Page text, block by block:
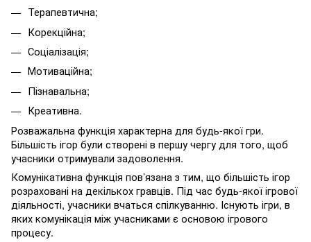
Терапевтична;
Корекційна;
Соціалізація;
Мотиваційна;
Пізнавальна;
Креативна.
Розважальна функція характерна для будь-якої гри.
Більшість ігор були створені в першу чергу для того, щоб
учасники отримували задоволення.
Комунікативна функція пов’язана з тим, що більшість ігор
розраховані на декількох гравців. Під час будь-якої ігрової
діяльності, учасники вчаться спілкуванню. Існують ігри, в
яких комунікація між учасниками є основою ігрового
процесу.